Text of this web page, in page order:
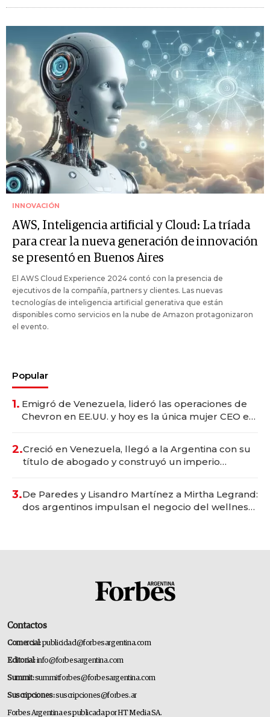
INNOVACIÓN
AWS, Inteligencia artificial y Cloud: La tríada
para crear la nueva generación de innovación
se presentó en Buenos Aires
El AWS Cloud Experience 2024 contó con la presencia de
ejecutivos de la compañía, partners y clientes. Las nuevas
tecnologías de inteligencia artificial generativa que están
disponibles como servicios en la nube de Amazon protagonizaron
el evento.
Popular
1. Emigró de Venezuela, lideró las operaciones de
Chevron en EE.UU. y hoy es la única mujer CEO en
2.Creció en Venezuela, llegó a la Argentina con su
título de abogado y construyó un imperio
3.De Paredes y Lisandro Martínez a Mirtha Legrand:
dos argentinos impulsan el negocio del wellness
Contactos
Comercial:publicidad@forbesargentina.com
Editorial:info@forbesargentina.com
Summit:summitforbes@forbesargentina.com
Suscripciones:suscripciones@forbes.ar
Forbes Argentina es publicada por HT Media SA.